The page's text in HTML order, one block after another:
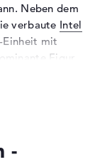
Neben dem
verbaute Intel
mit
Figur.
E5413
Modell
-